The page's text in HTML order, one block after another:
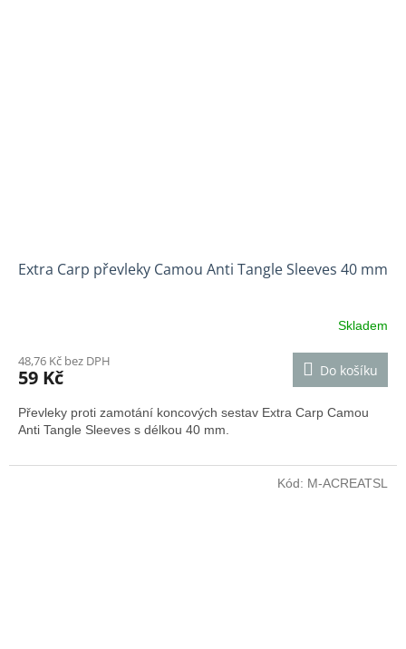
Extra Carp převleky Camou Anti Tangle Sleeves 40 mm
Skladem
48,76 Kč bez DPH
59 Kč Do košíku
Převleky proti zamotání koncových sestav Extra Carp Camou
Anti Tangle Sleeves s délkou 40 mm.
Kód: M-ACREATSL